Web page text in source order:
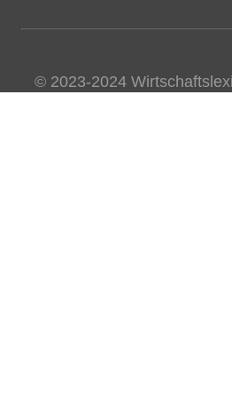
© 2023-2024